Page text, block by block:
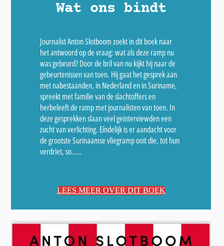
Wat ons bindt
Journalist Anton Slotboom zoekt in dit boek naar
het antwoord op de vraag: wat als deze ramp nu
was gebeurd? Door de bril van nu kijkt hij naar de
gebeurtenissen van toen. Hij gaat het gesprek aan
met nabestaanden, in Nederland en in Suriname,
spreekt met familie van de slachtoffers en
herbeleeft de ramp met journalisten van toen. In
deze gesprekken slaan veel geinterviewden een
zucht van verlichting. Eíndelijk is er aandacht voor
de grootste Surinaamse vliegramp ooit die, tot hun
verdriet, so.....
LEES MEER OVER DIT BOEK